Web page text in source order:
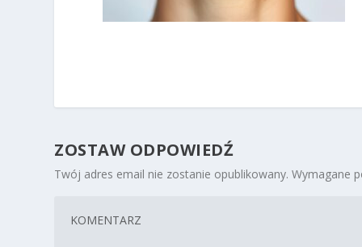
ZOSTAW ODPOWIEDŹ
Twój adres email nie zostanie opublikowany. Wymagane